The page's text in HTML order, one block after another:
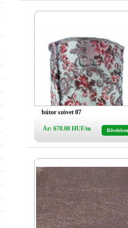
bútor szövet 07
Ár: 670.00 HUF/m Bővebben